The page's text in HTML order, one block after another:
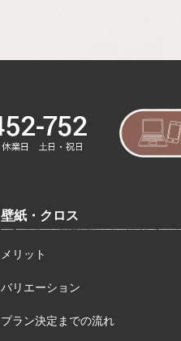
壁紙・クロス
メリット
バリエーション
プラン決定までの流れ